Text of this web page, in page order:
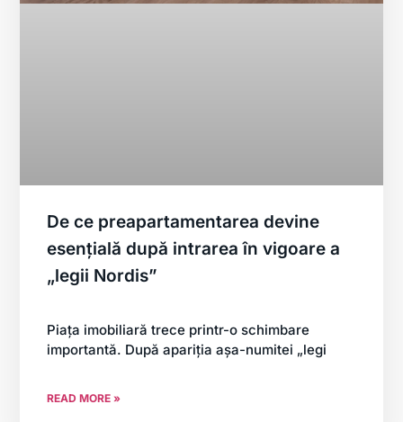
De ce preapartamentarea devine
esențială după intrarea în vigoare a
„legii Nordis”
Piața imobiliară trece printr-o schimbare
importantă. După apariția așa-numitei „legi
READ MORE »